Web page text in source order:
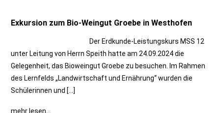
Exkursion zum Bio-Weingut Groebe in Westhofen
Der Erdkunde-Leistungskurs MSS 12
unter Leitung von Herrn Speith hatte am 24.09.2024 die
Gelegenheit, das Bioweingut Groebe zu besuchen. Im Rahmen
des Lernfelds „Landwirtschaft und Ernährung“ wurden die
Schülerinnen und […]
mehr lesen...